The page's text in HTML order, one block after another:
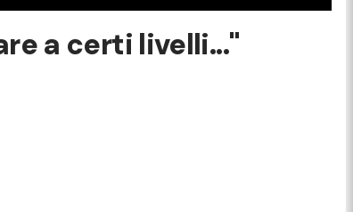
a certi livelli..."